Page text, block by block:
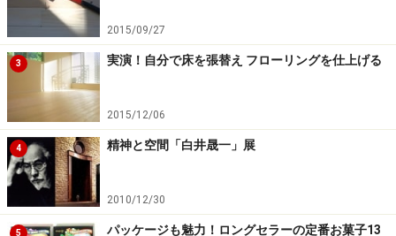
2015/09/27
3 実演！自分で床を張替え フローリングを仕上げる
2015/12/06
4 精神と空間「白井晟一」展
2010/12/30
5
パッケージも魅力！ロングセラーの定番お菓子13